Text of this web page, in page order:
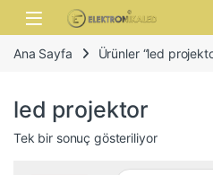
Skip to navigation
Skip to content
Open
Ana Sayfa Ürünler “led
led projektor
Tek bir sonuç gösteriliyor